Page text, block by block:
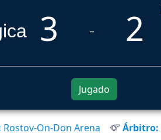
3 2
Jugado
Rostov-On-Don Arena Árbitro: